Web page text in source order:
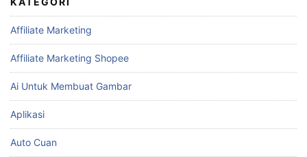
KATEGORI
Affiliate Marketing